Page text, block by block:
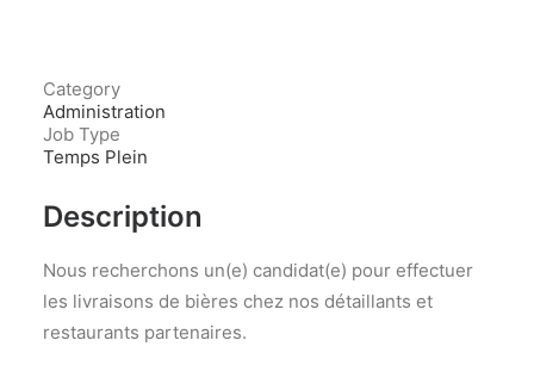
Category
Administration
Job Type
Temps Plein
Description
Nous recherchons un(e) candidat(e) pour effectuer
les livraisons de bières chez nos détaillants et
restaurants partenaires.